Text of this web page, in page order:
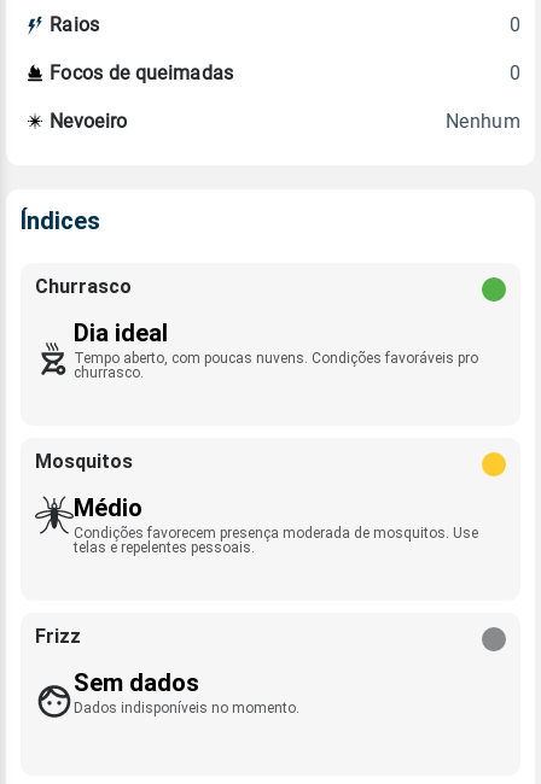
Raios 0
Focos de queimadas 0
Nevoeiro Nenhum
Índices
Churrasco
Dia ideal
Tempo aberto, com poucas nuvens. Condições favoráveis pro
churrasco.
Mosquitos
Médio
Condições favorecem presença moderada de mosquitos. Use
telas e repelentes pessoais.
Frizz
Sem dados
Dados indisponíveis no momento.